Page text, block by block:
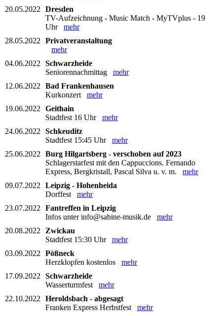
20.05.2022
Dresden
TV-Aufzeichnung - Music Match - MyTVplus - 19
Uhr mehr
28.05.2022
Privatveranstaltung
mehr
04.06.2022
Schwarzheide
Seniorennachmittag mehr
12.06.2022
Bad Frankenhausen
Kurkonzert mehr
19.06.2022
Geithain
Stadtfest 16 Uhr mehr
24.06.2022
Schkeuditz
Stadtfest 15:45 Uhr mehr
25.06.2022
Burg Hilgartsberg - verschoben auf 2023
Schlagerstarfest mit den Cappuccions. Fernando
Express, Bergkristall, Pascal Silva u. v. m. mehr
09.07.2022
Leipzig - Hohenheida
Dorffest mehr
23.07.2022
Fantreffen in Leipzig
Infos unter info@sabine-musik.de mehr
20.08.2022
Zwickau
Stadtfest 15:30 Uhr mehr
03.09.2022
Pößneck
Herzklopfen kostenlos mehr
17.09.2022
Schwarzheide
Wasserturmfest mehr
22.10.2022
Heroldsbach - abgesagt
Franken Express Herbstfest mehr